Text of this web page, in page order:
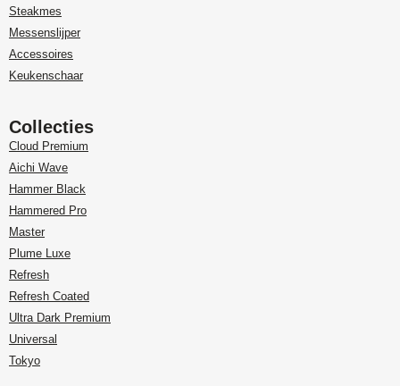
Steakmes
Messenslijper
Accessoires
Keukenschaar
Collecties
Cloud Premium
Aichi Wave
Hammer Black
Hammered Pro
Master
Plume Luxe
Refresh
Refresh Coated
Ultra Dark Premium
Universal
Tokyo